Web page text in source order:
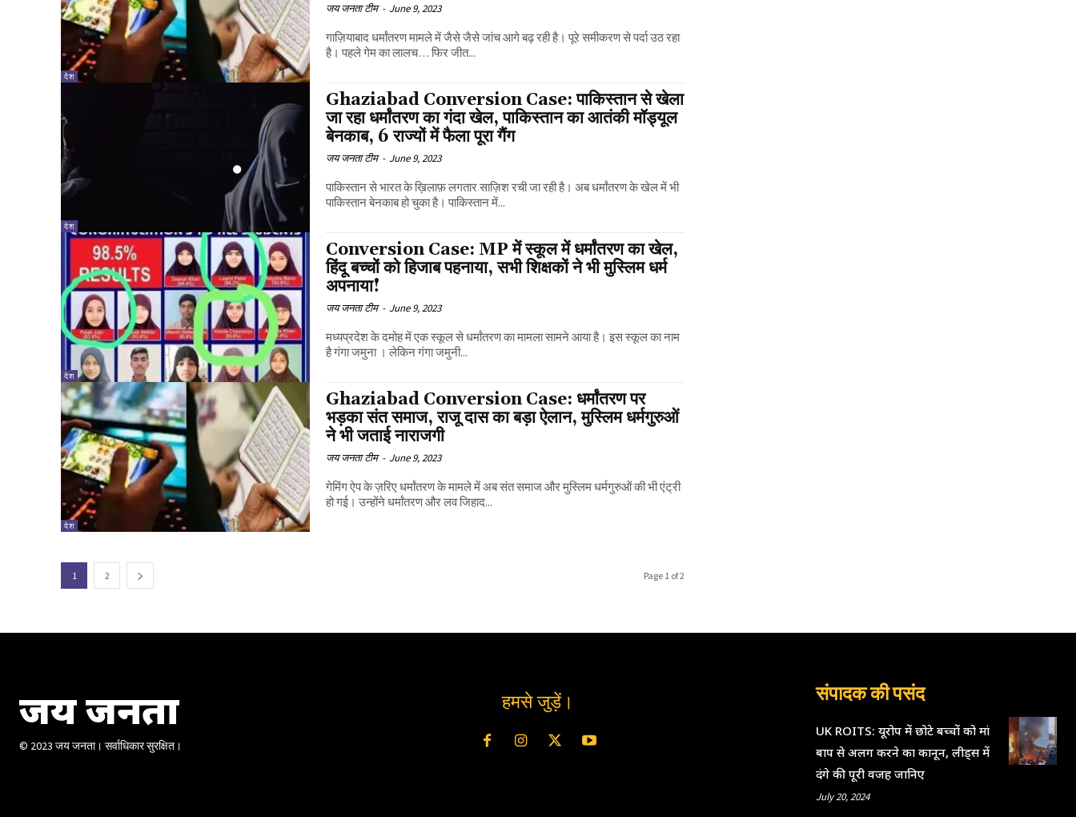
देश
जय जनता टीम - June 9, 2023
गाज़ियाबाद धर्मांतरण मामले में जैसे जैसे जांच आगे बढ़ रही है। पूरे समीकरण से पर्दा उठ रहा
है। पहले गेम का लालच… फिर जीत...
देश
Ghaziabad Conversion Case: पाकिस्तान से खेला
जा रहा धर्मांतरण का गंदा खेल, पाकिस्तान का आतंकी मॉड्यूल
बेनकाब, 6 राज्यों में फैला पूरा गैंग
जय जनता टीम - June 9, 2023
पाकिस्तान से भारत के ख़िलाफ़ लगतार साज़िश रची जा रही है। अब धर्मांतरण के खेल में भी
पाकिस्तान बेनकाब हो चुका है। पाकिस्तान में...
देश
Conversion Case: MP में स्कूल में धर्मांतरण का खेल,
हिंदू बच्चों को हिजाब पहनाया, सभी शिक्षकों ने भी मुस्लिम धर्म
अपनाया!
जय जनता टीम - June 9, 2023
मध्यप्रदेश के दमोह में एक स्कूल से धर्मांतरण का मामला सामने आया है। इस स्कूल का नाम
है गंगा जमुना । लेकिन गंगा जमुनी...
देश
Ghaziabad Conversion Case: धर्मांतरण पर
भड़का संत समाज, राजू दास का बड़ा ऐलान, मुस्लिम धर्मगुरुओं
ने भी जताई नाराजगी
जय जनता टीम - June 9, 2023
गेमिंग ऐप के ज़रिए धर्मांतरण के मामले में अब संत समाज और मुस्लिम धर्मगुरुओं की भी एंट्री
हो गई। उन्होंने धर्मांतरण और लव जिहाद...
1 2 Page 1 of 2
जय जनता
© 2023 जय जनता। सर्वाधिकार सुरक्षित।
हमसे जुड़ें। संपादक की पसंद
UK ROITS: यूरोप में छोटे बच्चों को मां
बाप से अलग करने का कानून, लीड्स में
दंगे की पूरी वजह जानिए
July 20, 2024